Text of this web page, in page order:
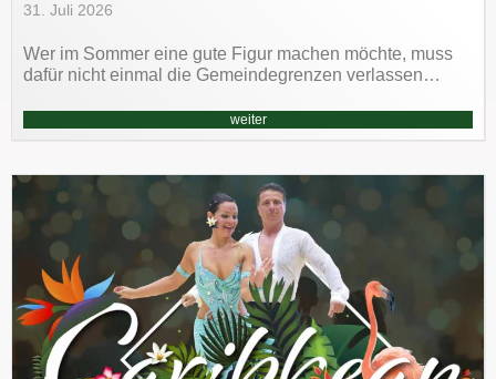
31. Juli 2026
Wer im Sommer eine gute Figur machen möchte, muss
dafür nicht einmal die Gemeindegrenzen verlassen…
weiter